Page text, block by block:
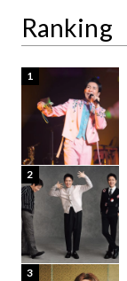
Ranking
1
2
3